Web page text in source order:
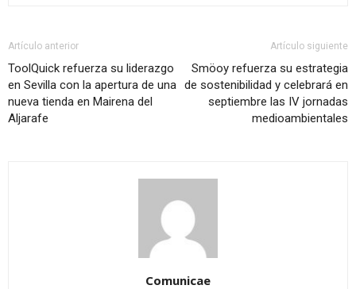
Artículo anterior
ToolQuick refuerza su liderazgo
en Sevilla con la apertura de una
nueva tienda en Mairena del
Aljarafe
Artículo siguiente
Smöoy refuerza su estrategia
de sostenibilidad y celebrará en
septiembre las IV jornadas
medioambientales
Comunicae